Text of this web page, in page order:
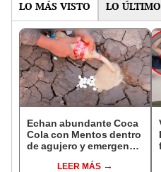
LO MÁS VISTO LO ÚLTIMO
Echan abundante Coca
Cola con Mentos dentro
de agujero y emergen
LEER MÁS